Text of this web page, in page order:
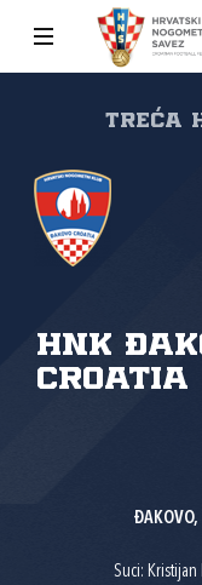
Treća
HNK
Croatia
Suci: Kristijan